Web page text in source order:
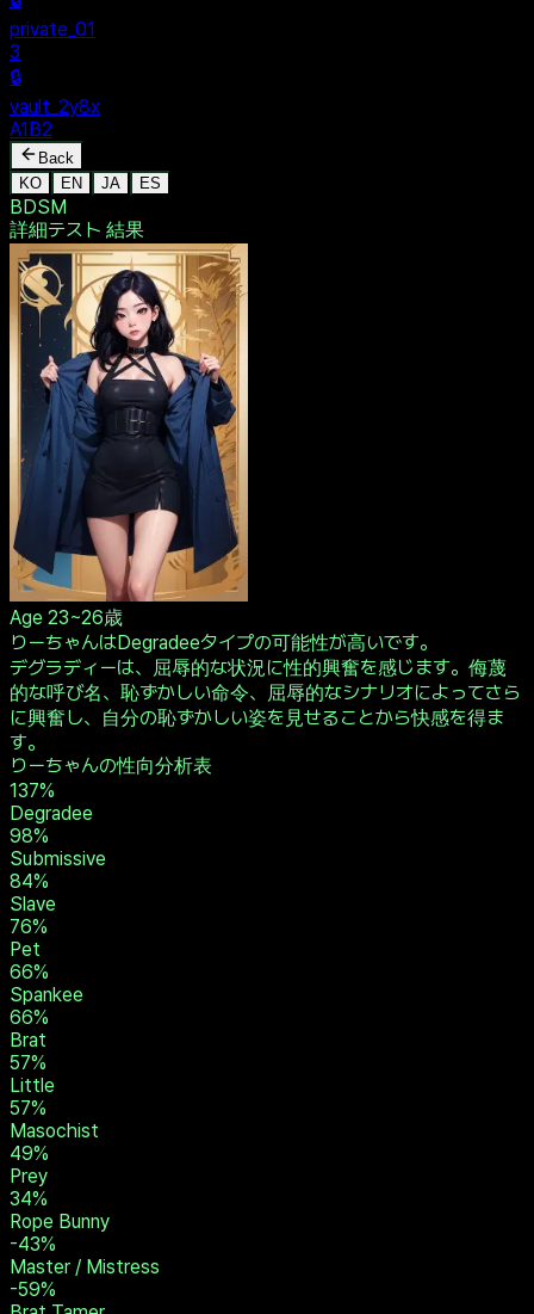
$ dentak_main
MENU
🔒
Personal
+
New Vault
SHARED
🔒
private_01
3
🔒
vault_2y8x
A1B2
Back
EN JA ES
BDSM
詳細テスト
結果
Age23~26歳
りーちゃんはDegradeeタイプの可能性が高いです。
デグラディーは、屈辱的な状況に性的興奮を感じます。侮蔑
的な呼び名、恥ずかしい命令、屈辱的なシナリオによってさら
に興奮し、自分の恥ずかしい姿を見せることから快感を得ま
す。
りーちゃんの性向分析表
137%
Degradee
98%
Submissive
84%
Slave
76%
Pet
66%
Spankee
66%
Brat
57%
Little
57%